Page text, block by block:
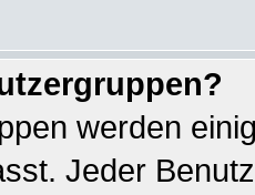
werden
Jeder